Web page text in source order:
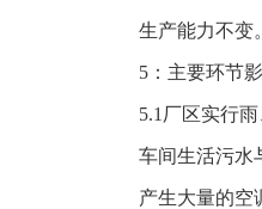
生产能力不变。
5：主要环节
5.1厂区实行
车间生活污水
产生大量的空